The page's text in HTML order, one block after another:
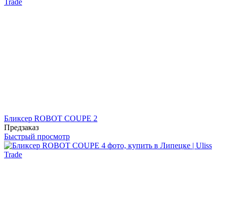
Бликсер ROBOT COUPE 2
Предзаказ
Быстрый просмотр